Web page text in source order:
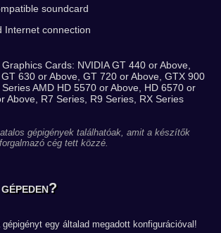
soundcard
Internet connection
Cards: NVIDIA GT 440 or Above,
630 or Above, GT 720 or Above, GTX 900
AMD HD 5570 or Above, HD 6570 or
Above, R7 Series, R9 Series, RX Series
gépigények találhatóak, amit a készítők
cég tett közzé.
egy általad megadott konfigurációval!